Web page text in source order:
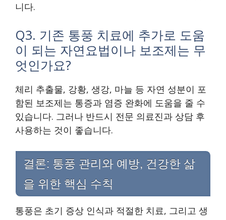
니다.
Q3. 기존 통풍 치료에 추가로 도움
이 되는 자연요법이나 보조제는 무
엇인가요?
체리 추출물, 강황, 생강, 마늘 등 자연 성분이 포
함된 보조제는 통증과 염증 완화에 도움을 줄 수
있습니다. 그러나 반드시 전문 의료진과 상담 후
사용하는 것이 좋습니다.
결론: 통풍 관리와 예방, 건강한 삶
을 위한 핵심 수칙
통풍은 초기 증상 인식과 적절한 치료, 그리고 생